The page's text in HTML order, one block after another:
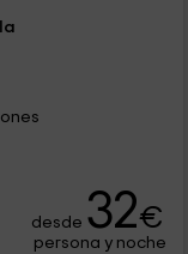
desde 32€
persona y noche